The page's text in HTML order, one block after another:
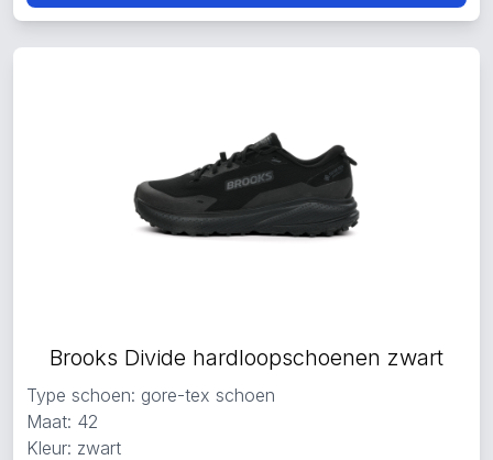
Brooks Divide hardloopschoenen zwart
Type schoen: gore-tex schoen
Maat: 42
Kleur: zwart